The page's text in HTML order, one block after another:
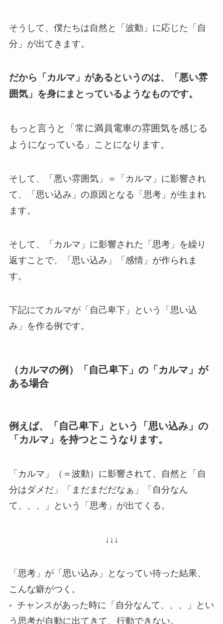
そうして、僕たちは自然と「波動」に応じた「自
分」が出てきます。
だから「カルマ」があるというのは、「悪い雰
囲気」を身にまとっているようなものです。
もっと言うと「常に満員電車の雰囲気を感じる
ようになっている」ことになります。
そして、「悪い雰囲気」＝「カルマ」に影響され
て、「思い込み」の原因となる「思考」が生まれ
ます。
そして、「カルマ」に影響された「思考」を繰り
返すことで、「思い込み」「感情」が作られま
す。
下記にてカルマが「自己卑下」という「思い込
み」を作る例です。
（カルマの例）「自己卑下」の「カルマ」が
ある場合
例えば、「自己卑下」という「思い込み」の
「カルマ」を持つとこうなります。
「カルマ」（＝波動）に影響されて、自然と「自
分はダメだ」「まだまだだなぁ」「自分なん
て、、、」という「思考」が出てくる。
↓↓↓
「思考」が「思い込み」となってい待った結果、
こんな癖がつく。
◦ チャンスがあった時に「自分なんて、、、」とい
う思考が自動に出てきて、行動できない。